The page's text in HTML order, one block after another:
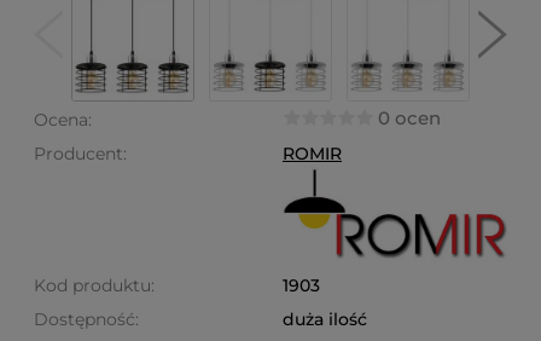
Ocena: 0 ocen
Producent: ROMIR
Kod produktu:
1903
Dostępność:
duża ilość